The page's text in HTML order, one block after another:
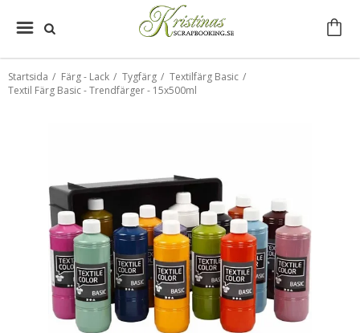
Startsida / Färg - Lack / Tygfärg / Textilfärg Basic /
Textil Färg Basic - Trendfärger - 15x500ml